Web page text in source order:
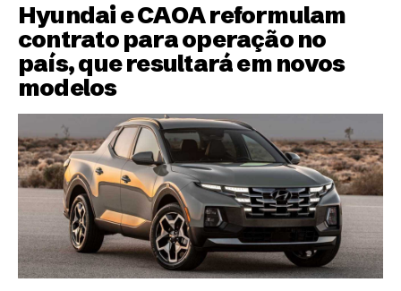
Hyundai e CAOA reformulam
contrato para operação no
país, que resultará em novos
modelos